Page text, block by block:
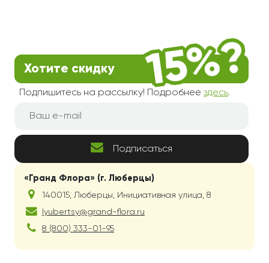
«Гранд Флора» (г. Люберцы)
140015, Люберцы, Инициативная улица, 8
lyubertsy@grand-flora.ru
8 (800) 333-01-95
Хотите скидку
Подпишитесь на рассылку! Подробнее здесь.
Подписаться